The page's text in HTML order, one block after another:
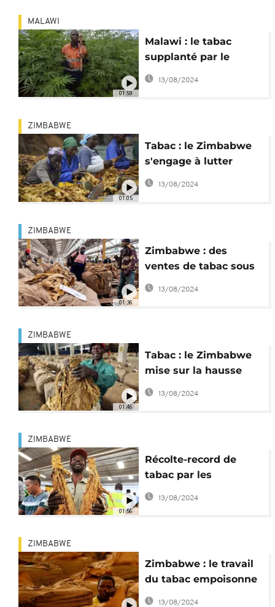
01:59
MALAWI
Malawi : le tabac
supplanté par le
cannabis ?
13/08/2024
01:05
ZIMBABWE
Tabac : le Zimbabwe
s'engage à lutter
contre le travail des
13/08/2024
01:36
ZIMBABWE
Zimbabwe : des
ventes de tabac sous
de meilleurs auspices
13/08/2024
01:46
ZIMBABWE
Tabac : le Zimbabwe
mise sur la hausse
des prix
13/08/2024
01:56
ZIMBABWE
Récolte-record de
tabac par les
agriculteurs
zimbabwéens
13/08/2024
ZIMBABWE
Zimbabwe : le travail
du tabac empoisonne
les enfants (HRW)
13/08/2024